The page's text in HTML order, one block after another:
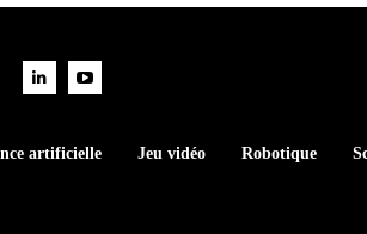
artificielle Jeu vidéo Robotique